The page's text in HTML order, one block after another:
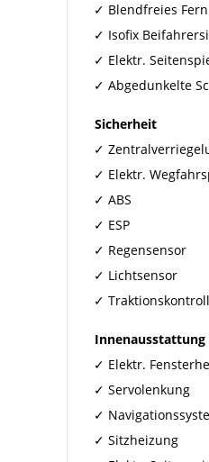
Blendfreies
Isofix
Elektr.
Abgedunkelte
Sicherheit
Elektr.
ABS
ESP
Regensensor
Lichtsensor
Innenausstattung
Elektr.
Servolenkung
Sitzheizung